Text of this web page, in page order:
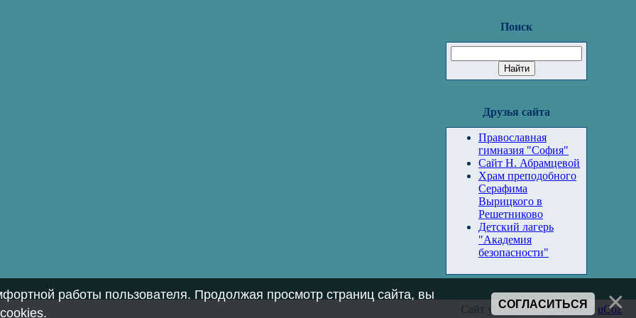
Поиск
Друзья сайта
Православная
гимназия "София"
Сайт Н. Абрамцевой
Храм преподобного
Серафима
Вырицкого в
Решетниково
Детский лагерь
"Академия
безопасности"
Сайт управляется системой uCoz
работы пользователя. Продолжая просмотр страниц сайта, вы
.
СОГЛАСИТЬСЯ